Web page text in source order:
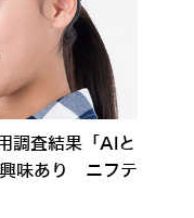
調査結果「AIと
味あり ニフテ